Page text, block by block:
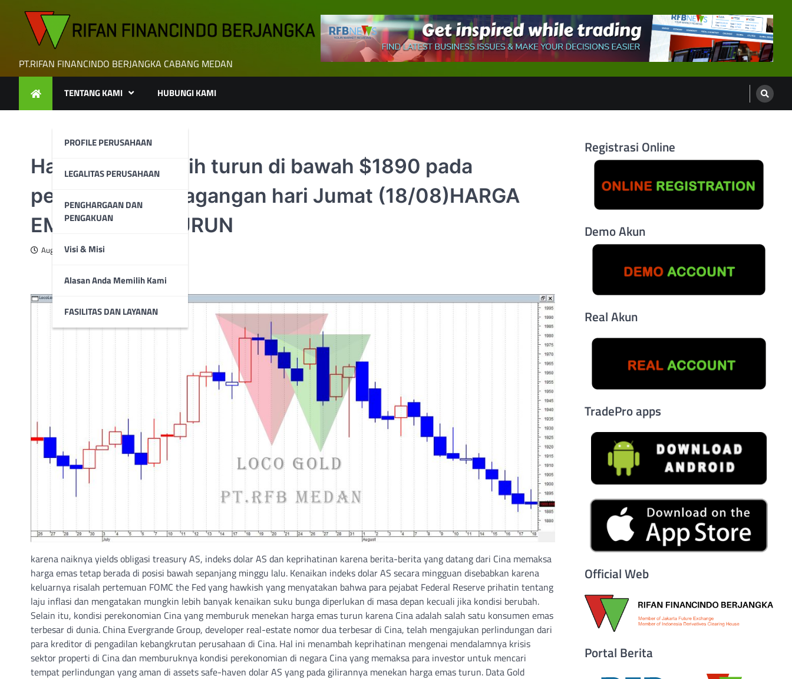
PT.RIFAN FINANCINDO BERJANGKA CABANG MEDAN
TENTANG KAMI
PROFILE PERUSAHAAN
LEGALITAS PERUSAHAAN
PENGHARGAAN DAN
PENGAKUAN
Visi & Misi
Alasan Anda Memilih Kami
FASILITAS DAN LAYANAN
HUBUNGI KAMI
Harga emas masih turun di bawah $1890 pada
penutupan perdagangan hari Jumat (18/08)HARGA
EMAS MASIH TURUN
August 21, 2023
karena naiknya yields obligasi treasury AS, indeks dolar AS dan keprihatinan karena berita-berita yang datang dari Cina memaksa
harga emas tetap berada di posisi bawah sepanjang minggu lalu. Kenaikan indeks dolar AS secara mingguan disebabkan karena
keluarnya risalah pertemuan FOMC the Fed yang hawkish yang menyatakan bahwa para pejabat Federal Reserve prihatin tentang
laju inflasi dan mengatakan mungkin lebih banyak kenaikan suku bunga diperlukan di masa depan kecuali jika kondisi berubah.
Selain itu, kondisi perekonomian Cina yang memburuk menekan harga emas turun karena Cina adalah salah satu konsumen emas
terbesar di dunia. China Evergrande Group, developer real-estate nomor dua terbesar di Cina, telah mengajukan perlindungan dari
para kreditor di pengadilan kebangkrutan perusahaan di Cina. Hal ini menambah keprihatinan mengenai mendalamnya krisis
sektor properti di Cina dan memburuknya kondisi perekonomian di negara Cina yang memaksa para investor untuk mencari
tempat perlindungan yang aman di assets safe-haven dolar AS yang pada gilirannya menekan harga emas turun. Data Gold
Registrasi Online
Demo Akun
Real Akun
TradePro apps
Official Web
Portal Berita